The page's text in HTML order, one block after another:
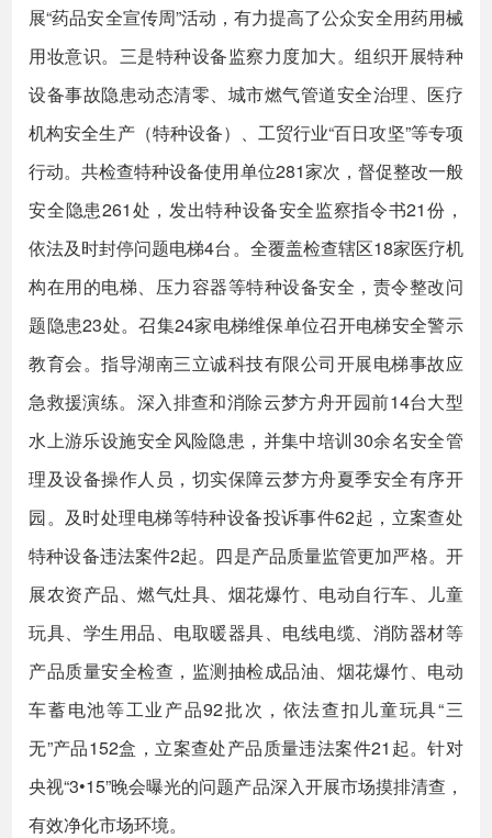
展“药品安全宣传周”活动，有力提高了公众安全用药用械
用妆意识。三是特种设备监察力度加大。组织开展特种
设备事故隐患动态清零、城市燃气管道安全治理、医疗
机构安全生产（特种设备）、工贸行业“百日攻坚”等专项
行动。共检查特种设备使用单位281家次，督促整改一般
安全隐患261处，发出特种设备安全监察指令书21份，
依法及时封停问题电梯4台。全覆盖检查辖区18家医疗机
构在用的电梯、压力容器等特种设备安全，责令整改问
题隐患23处。召集24家电梯维保单位召开电梯安全警示
教育会。指导湖南三立诚科技有限公司开展电梯事故应
急救援演练。深入排查和消除云梦方舟开园前14台大型
水上游乐设施安全风险隐患，并集中培训30余名安全管
理及设备操作人员，切实保障云梦方舟夏季安全有序开
园。及时处理电梯等特种设备投诉事件62起，立案查处
特种设备违法案件2起。四是产品质量监管更加严格。开
展农资产品、燃气灶具、烟花爆竹、电动自行车、儿童
玩具、学生用品、电取暖器具、电线电缆、消防器材等
产品质量安全检查，监测抽检成品油、烟花爆竹、电动
车蓄电池等工业产品92批次，依法查扣儿童玩具“三
无”产品152盒，立案查处产品质量违法案件21起。针对
央视“3•15”晚会曝光的问题产品深入开展市场摸排清查，
有效净化市场环境。